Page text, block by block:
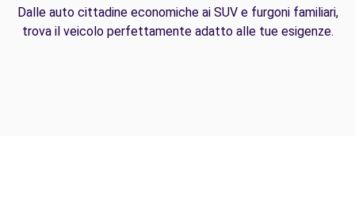
Dalle auto cittadine economiche ai SUV e furgoni familiari,
trova il veicolo perfettamente adatto alle tue esigenze.